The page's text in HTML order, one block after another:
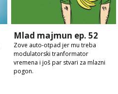
Mlad majmun ep. 52
Zove auto-otpad jer mu treba
modulatorski tranformator
vremena i još par stvari za mlazni
pogon.